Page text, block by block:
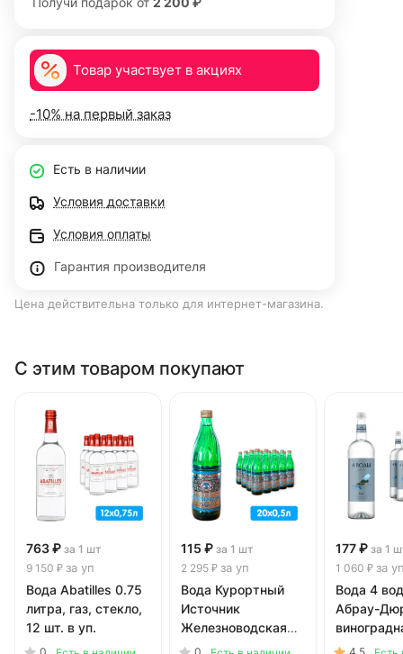
Товар участвует в акциях
-10% на первый заказ
Есть в наличии
Условия доставки
Условия оплаты
Гарантия производителя
Цена действительна только для интернет-магазина.
С этим товаром покупают
763 ₽ за 1 шт
9 150 ₽ за уп
Вода Abatilles 0.75
литра, газ, стекло,
12 шт. в уп.
115 ₽ за 1 шт
2 295 ₽ за уп
Вода Курортный
Источник
Железноводская
0.5 литра, газ,
177 ₽ за 1
1 060 ₽ за
Вода 4
Абрау-
литра,